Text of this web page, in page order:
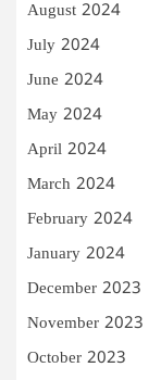
August 2024
July 2024
June 2024
May 2024
April 2024
March 2024
February 2024
January 2024
December 2023
November 2023
October 2023